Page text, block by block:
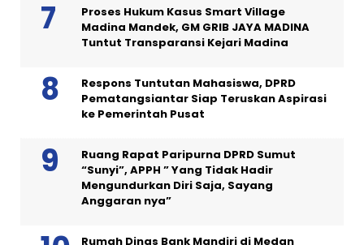
Proses Hukum Kasus Smart Village
Madina Mandek, GM GRIB JAYA MADINA
Tuntut Transparansi Kejari Madina
Respons Tuntutan Mahasiswa, DPRD
Pematangsiantar Siap Teruskan Aspirasi
ke Pemerintah Pusat
Ruang Rapat Paripurna DPRD Sumut
“Sunyi”, APPH ” Yang Tidak Hadir
Mengundurkan Diri Saja, Sayang
Anggaran nya”
Rumah Dinas Bank Mandiri di Medan